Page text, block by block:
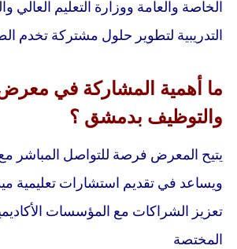
الخاصة والعامة ووزارة التعليم
التدريبية لتطوير حلول مشتركة تخدم
ما أهمية المشاركة في معرض
والتوظيف بدمشق ؟
يتيح المعرض فرصة للتواصل المباشر مع
ويساعد في تقديم استشارات تعليمية
تعزيز الشراكات مع المؤسسات
المختصة